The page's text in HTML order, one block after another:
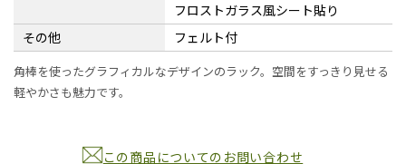
フロストガラス風シート貼り
その他
フェルト付
角棒を使ったグラフィカルなデザインのラック。空間をすっきり見せる
軽やかさも魅力です。
この商品についてのお問い合わせ